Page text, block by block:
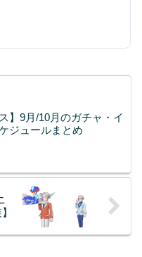
】9月/10月のガチャ・イ
ジュールまとめ